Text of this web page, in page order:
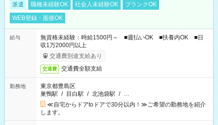
派遣 職種未経験OK 社会人未経験OK
ブランクOK
WEB登録・面接OK
給与
無資格未経験：時給1500円～ ■週払いOK ■扶養内OK ■日
収1万2000円以上
交通費別途支給あり
交通費 交通費全額支給
勤務地
東京都豊島区
巣鴨駅 / 目白駅 / 北池袋駅 / …
≪自宅からドアtoドアで30分以内！≫ご希望の勤務地を紹介
します。